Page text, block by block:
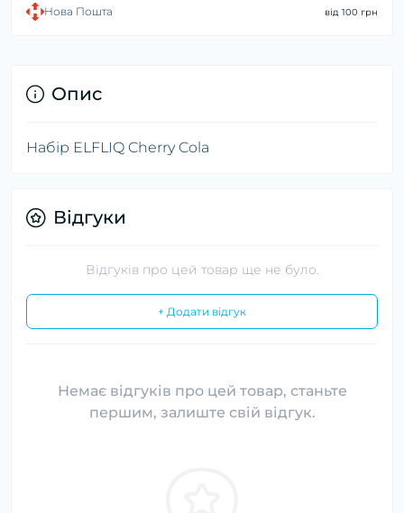
Нова Пошта від 100 грн
Опис
Набір ELFLIQ Cherry Cola
Відгуки
Відгуків про цей товар ще не було.
+ Додати відгук
Немає відгуків про цей товар, станьте
першим, залиште свій відгук.